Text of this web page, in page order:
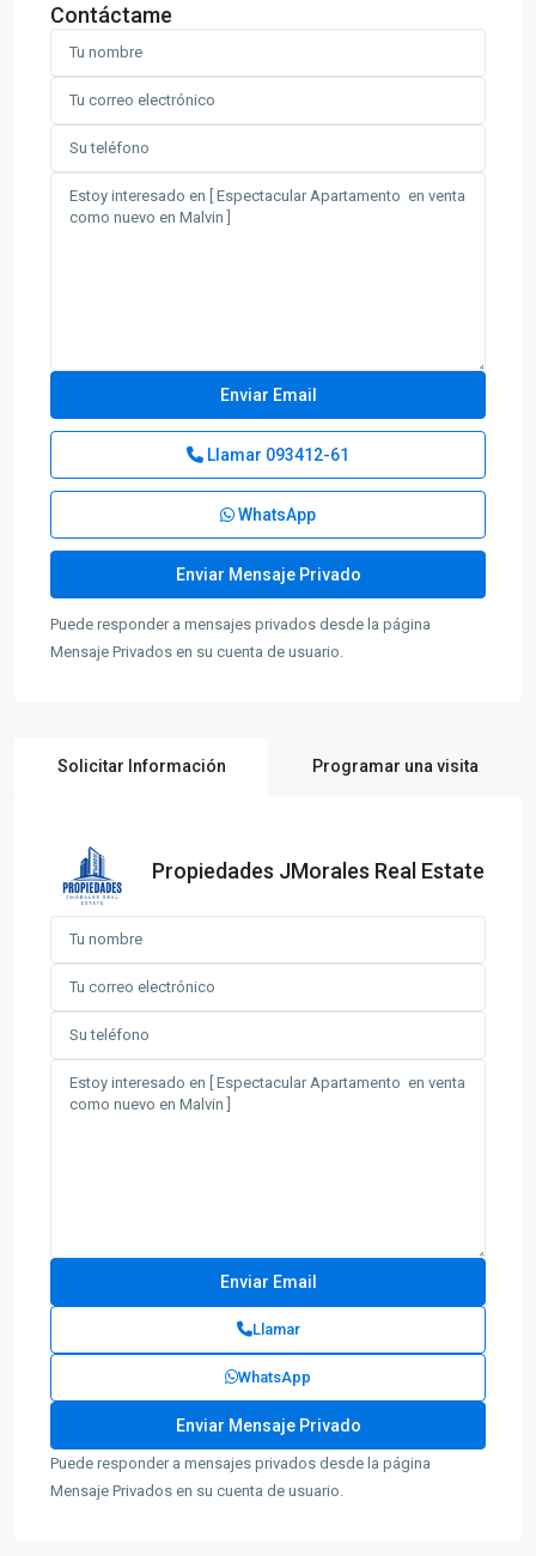
Contáctame
Llamar 093412-61
WhatsApp
Puede responder a mensajes privados desde la página
Mensaje Privados en su cuenta de usuario.
Solicitar Información Programar una visita
Propiedades JMorales Real Estate
Llamar
WhatsApp
Puede responder a mensajes privados desde la página
Mensaje Privados en su cuenta de usuario.